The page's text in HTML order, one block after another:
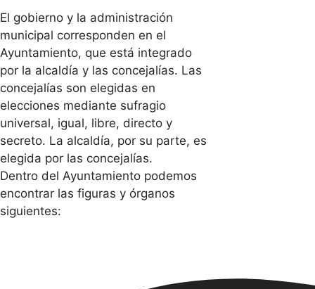
El gobierno y la administración
municipal corresponden en el
Ayuntamiento, que está integrado
por la alcaldía y las concejalías. Las
concejalías son elegidas en
elecciones mediante sufragio
universal, igual, libre, directo y
secreto. La alcaldía, por su parte, es
elegida por las concejalías.
Dentro del Ayuntamiento podemos
encontrar las figuras y órganos
siguientes: